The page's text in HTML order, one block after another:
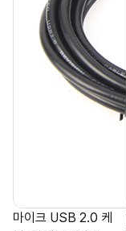
마이크 USB 2.0 케